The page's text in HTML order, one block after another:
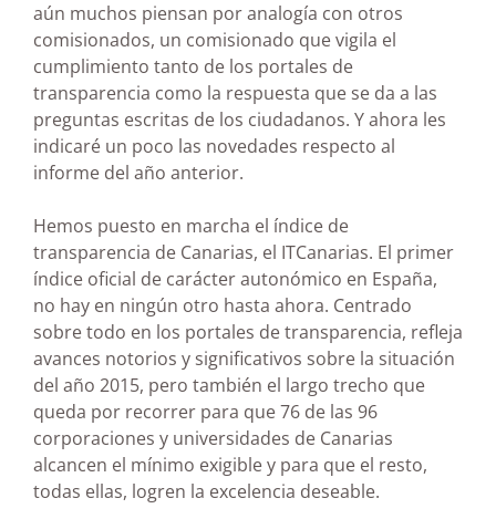
aún muchos piensan por analogía con otros
comisionados, un comisionado que vigila el
cumplimiento tanto de los portales de
transparencia como la respuesta que se da a las
preguntas escritas de los ciudadanos. Y ahora les
indicaré un poco las novedades respecto al
informe del año anterior.
Hemos puesto en marcha el índice de
transparencia de Canarias, el ITCanarias. El primer
índice oficial de carácter autonómico en España,
no hay en ningún otro hasta ahora. Centrado
sobre todo en los portales de transparencia, refleja
avances notorios y significativos sobre la situación
del año 2015, pero también el largo trecho que
queda por recorrer para que 76 de las 96
corporaciones y universidades de Canarias
alcancen el mínimo exigible y para que el resto,
todas ellas, logren la excelencia deseable.